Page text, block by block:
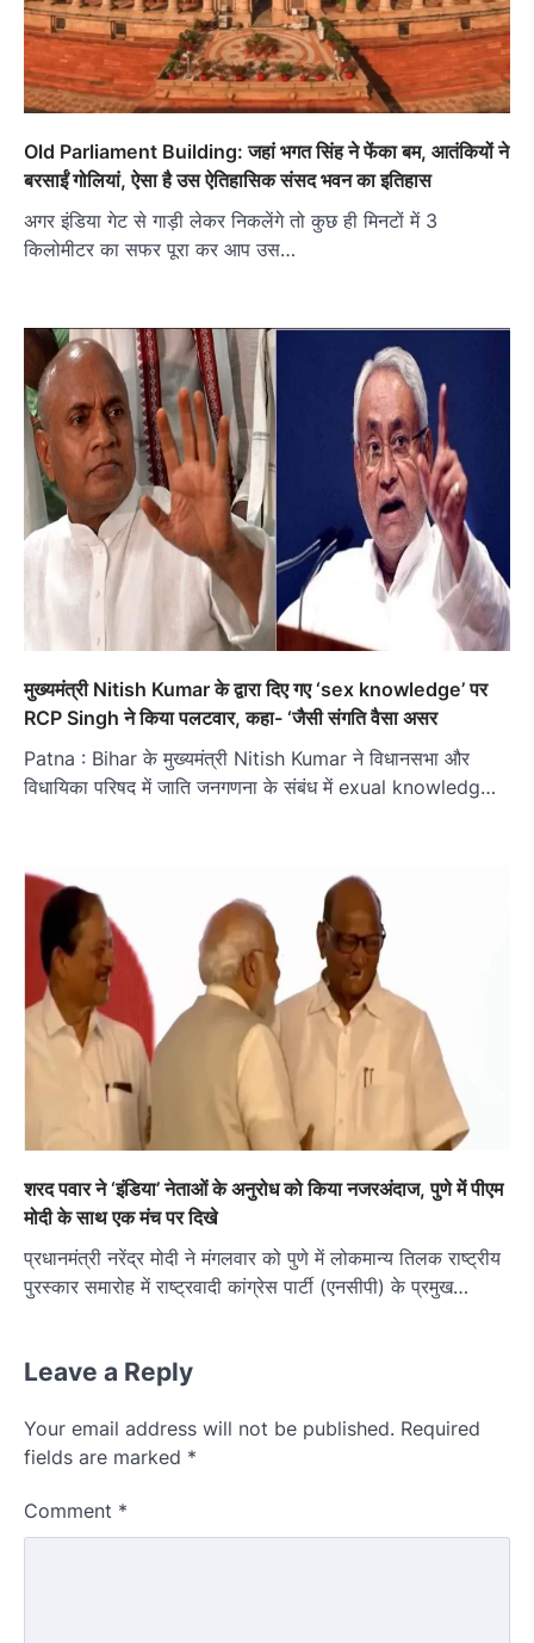
Old Parliament Building: जहां भगत सिंह ने फेंका बम, आतंकियों ने
बरसाईं गोलियां, ऐसा है उस ऐतिहासिक संसद भवन का इतिहास
अगर इंडिया गेट से गाड़ी लेकर निकलेंगे तो कुछ ही मिनटों में 3
किलोमीटर का सफर पूरा कर आप उस…
मुख्यमंत्री Nitish Kumar के द्वारा दिए गए ‘sex knowledge’ पर
RCP Singh ने किया पलटवार, कहा- ‘जैसी संगति वैसा असर
Patna : Bihar के मुख्यमंत्री Nitish Kumar ने विधानसभा और
विधायिका परिषद में जाति जनगणना के संबंध में exual knowledg…
शरद पवार ने ‘इंडिया’ नेताओं के अनुरोध को किया नजरअंदाज, पुणे में पीएम
मोदी के साथ एक मंच पर दिखे
प्रधानमंत्री नरेंद्र मोदी ने मंगलवार को पुणे में लोकमान्य तिलक राष्ट्रीय
पुरस्कार समारोह में राष्ट्रवादी कांग्रेस पार्टी (एनसीपी) के प्रमुख…
Leave a Reply
Your email address will not be published. Required
fields are marked *
Comment *